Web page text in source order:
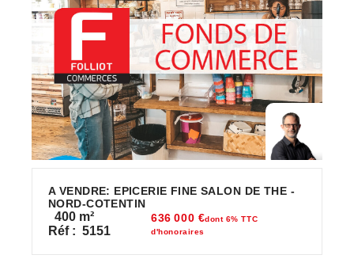
A VENDRE: EPICERIE FINE SALON DE THE -
NORD-COTENTIN
400 m²
Réf : 5151
636 000 €dont 6% TTC
d'honoraires